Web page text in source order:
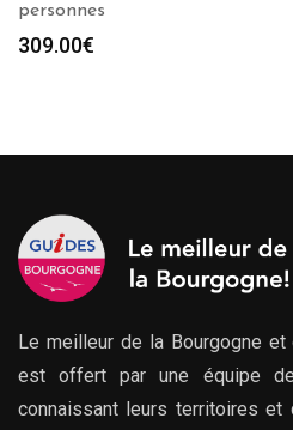
personnes
309.00€
Le meilleur de la Bourgogne
est offert par une équipe
connaissant leurs territoires